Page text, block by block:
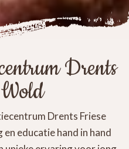
Drents
Drents Friese
educatie hand in hand